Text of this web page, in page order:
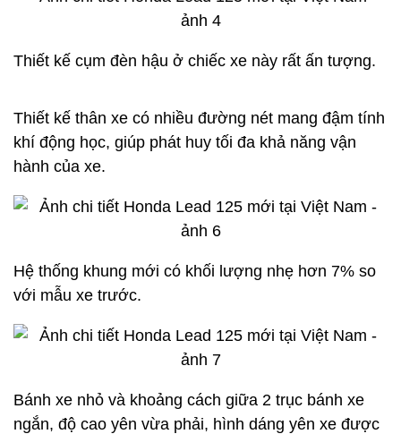
Thiết kế cụm đèn hậu ở chiếc xe này rất ấn tượng.
Thiết kế thân xe có nhiều đường nét mang đậm tính
khí động học, giúp phát huy tối đa khả năng vận
hành của xe.
Hệ thống khung mới có khối lượng nhẹ hơn 7% so
với mẫu xe trước.
Bánh xe nhỏ và khoảng cách giữa 2 trục bánh xe
ngắn, độ cao yên vừa phải, hình dáng yên xe được